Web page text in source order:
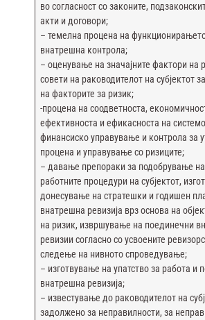
во согласност со законите,
акти и договори;
– темелна процена на
внатрешна контрола;
– оценување на значајните фактори на
совети на раководителот на субјектот
на факторите за ризик;
-процена на соодветноста,
ефективноста и ефикасноста на
финансиско управување и контрола за
процена и управување со ризиците;
– давање препораки за подобрување
работните процедури на субјектот,
донесување на стратешки и годишен
внатрешна ревизија врз основа на
на ризик, извршување на поединечни
ревизии согласно со усвоените
следење на нивното спроведување;
– изготвување на упатство за работа и
внатрешна ревизија;
– известување до раководителот на
задолжено за неправилности, за